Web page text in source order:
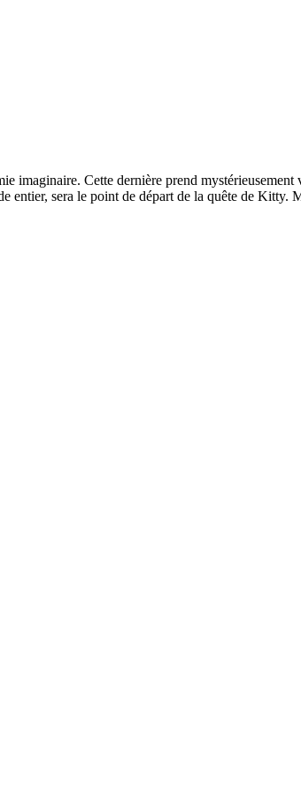
imaginaire. Cette dernière prend
entier, sera le point de départ de la quête de Kitty.